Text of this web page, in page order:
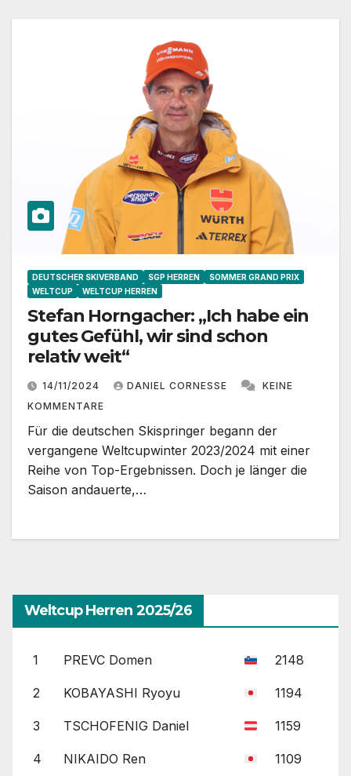
DEUTSCHER SKIVERBAND SGP HERREN
SOMMER GRAND PRIX
WELTCUP
WELTCUP HERREN
Stefan Horngacher: „Ich habe ein
gutes Gefühl, wir sind schon
relativ weit“
14/11/2024 DANIEL CORNESSE
KEINE
KOMMENTARE
Für die deutschen Skispringer begann der
vergangene Weltcupwinter 2023/2024 mit einer
Reihe von Top-Ergebnissen. Doch je länger die
Saison andauerte,…
Weltcup Herren 2025/26
1 PREVC Domen 2148
2 KOBAYASHI Ryoyu 1194
3 TSCHOFENIG Daniel 1159
4 NIKAIDO Ren 1109